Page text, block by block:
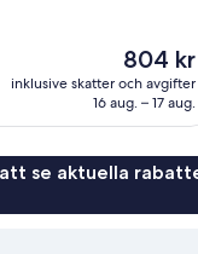
Priset
är
804 kr
804 kr
inklusive skatter och avgifter
16 aug. – 17 aug.
se aktuella